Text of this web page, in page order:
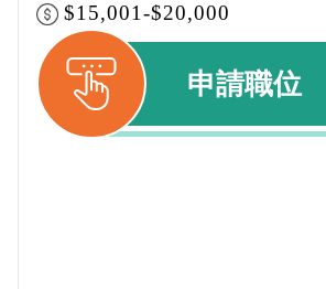
$15,001-$20,000
申請職位